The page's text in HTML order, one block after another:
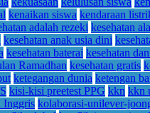
kenaikan siswa kendaraan
adalah rezeki kesehatan
kesehatan anak usia dini
kesehatan baterai kesehatan
Ramadhan kesehatan gratis
ketegangan dunia ketengan
kisi-kisi preetest PPG kkn kkn
Inggris kolaborasi-unilever-